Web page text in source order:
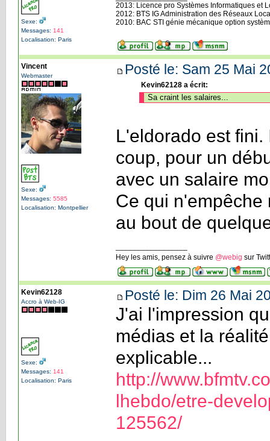
Sexe:
Messages: 141
Localisation: Paris
2013: Licence pro Systèmes Informatiques et
2012: BTS IG Administration des Réseaux
2010: BAC STI génie mécanique option
Vincent
Webmaster
Sexe:
Messages: 5585
Localisation: Montpellier
Posté le: Sam 25 Mai
Kevin62128 a écrit:
Sa craint les salaires...
L'eldorado est
coup, pour un
avec un salaire
Ce qui n'empêche
au bout de
Hey les amis, pensez à suivre @webig sur
Kevin62128
Accro à Web-IG
Sexe:
Messages: 141
Localisation: Paris
Posté le: Dim 26 Mai
J'ai l'impression
médias et la
explicable...
http://
lhebdo/etre-
125562/